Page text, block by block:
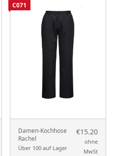
Damen-Kochhose
Rachel
Über 100 auf Lager
€15.20
ohne
MwSt
C071